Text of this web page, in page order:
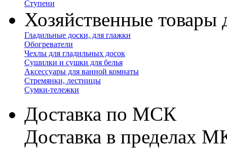
Ступени
Хозяйственные товары
Гладильные доски, для глажки
Обогреватели
Чехлы для гладильных досок
Сушилки и сушки для белья
Аксессуары для ванной комнаты
Стремянки, лестницы
Сумки-тележки
Доставка по МСК
Доставка в пределах